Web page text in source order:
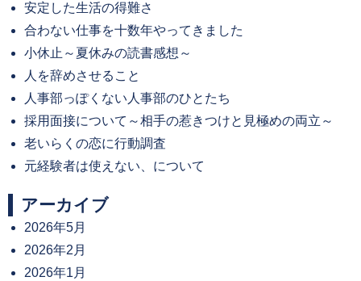
安定した生活の得難さ
合わない仕事を十数年やってきました
小休止～夏休みの読書感想～
人を辞めさせること
人事部っぽくない人事部のひとたち
採用面接について～相手の惹きつけと見極めの両立～
老いらくの恋に行動調査
元経験者は使えない、について
アーカイブ
2026年5月
2026年2月
2026年1月